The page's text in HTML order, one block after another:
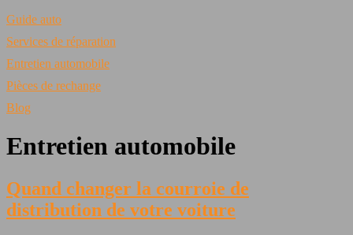
Guide auto
Services de réparation
Entretien automobile
Pièces de rechange
Blog
Entretien automobile
Quand changer la courroie de
distribution de votre voiture